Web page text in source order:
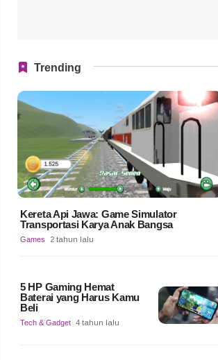
Trending
Kereta Api Jawa: Game Simulator
Transportasi Karya Anak Bangsa
Games 2 tahun lalu
5 HP Gaming Hemat
Baterai yang Harus Kamu
Beli
Tech & Gadget 4 tahun lalu